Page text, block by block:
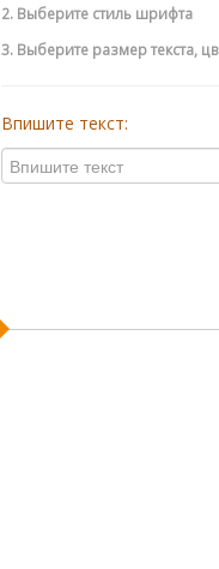
2. Выберите стиль шрифта
3. Выберите размер текста,
Впишите текст: